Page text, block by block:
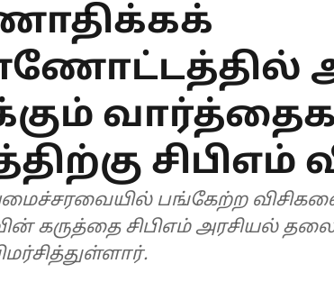
பங்கேற்ற
கருத்தை சிபிஎம் அரசியல்